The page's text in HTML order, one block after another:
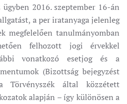
2016. szeptember 16-án
a per iratanyaga jelenleg
megfelelően tanulmányomban
felhozott jogi érvekkel
vonatkozó esetjog és a
(Bizottság bejegyzést
Törvényszék által közzétett
alapján – így különösen a